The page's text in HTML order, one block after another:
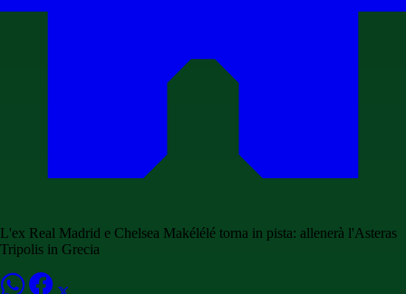
L'ex Real Madrid e Chelsea Makélélé torna in pista: allenerà l'Asteras
Tripolis in Grecia